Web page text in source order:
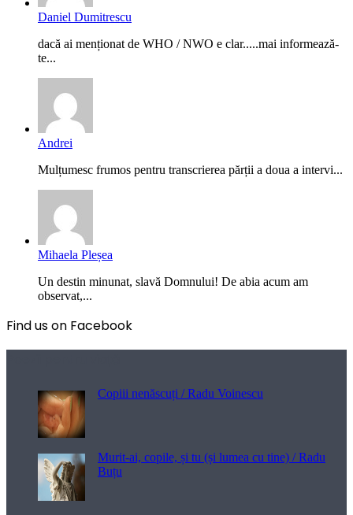
Daniel Dumitrescu
dacă ai menționat de WHO / NWO e clar.....mai informează-
te...
Andrei
Mulțumesc frumos pentru transcrierea părții a doua a intervi...
Mihaela Pleșea
Un destin minunat, slavă Domnului! De abia acum am
observat,...
Find us on Facebook
Copiii nenăscuți / Radu Voinescu
Murit-ai, copile, și tu (și lumea cu tine) / Radu
Buțu